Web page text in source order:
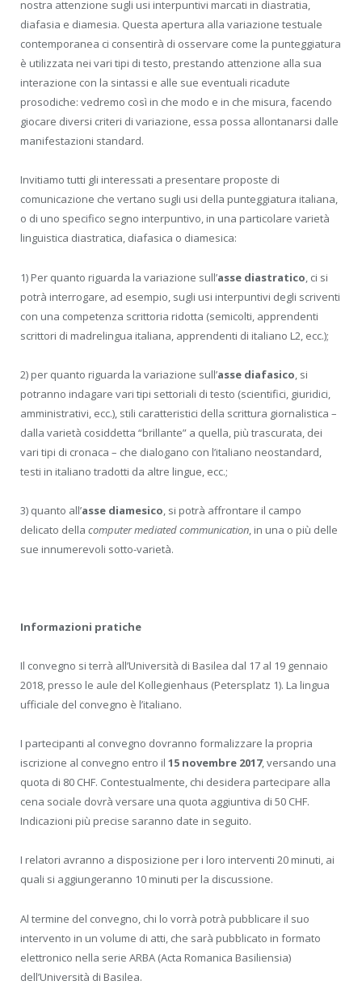
nostra attenzione sugli usi interpuntivi marcati in diastratia,
diafasia e diamesia. Questa apertura alla variazione testuale
contemporanea ci consentirà di osservare come la punteggiatura
è utilizzata nei vari tipi di testo, prestando attenzione alla sua
interazione con la sintassi e alle sue eventuali ricadute
prosodiche: vedremo così in che modo e in che misura, facendo
giocare diversi criteri di variazione, essa possa allontanarsi dalle
manifestazioni standard.
Invitiamo tutti gli interessati a presentare proposte di
comunicazione che vertano sugli usi della punteggiatura italiana,
o di uno specifico segno interpuntivo, in una particolare varietà
linguistica diastratica, diafasica o diamesica:
1) Per quanto riguarda la variazione sull’asse diastratico , ci si
potrà interrogare, ad esempio, sugli usi interpuntivi degli scriventi
con una competenza scrittoria ridotta (semicolti, apprendenti
scrittori di madrelingua italiana, apprendenti di italiano L2, ecc.);
2) per quanto riguarda la variazione sull’asse diafasico, si
potranno indagare vari tipi settoriali di testo (scientifici, giuridici,
amministrativi, ecc.), stili caratteristici della scrittura giornalistica –
dalla varietà cosiddetta “brillante” a quella, più trascurata, dei
vari tipi di cronaca – che dialogano con l’italiano neostandard,
testi in italiano tradotti da altre lingue, ecc.;
3) quanto all’asse diamesico, si potrà affrontare il campo
delicato della computer mediated communication, in una o più delle
sue innumerevoli sotto-varietà.
Informazioni pratiche
Il convegno si terrà all’Università di Basilea dal 17 al 19 gennaio
2018, presso le aule del Kollegienhaus (Petersplatz 1). La lingua
ufficiale del convegno è l’italiano.
I partecipanti al convegno dovranno formalizzare la propria
iscrizione al convegno entro il 15 novembre 2017, versando una
quota di 80 CHF. Contestualmente, chi desidera partecipare alla
cena sociale dovrà versare una quota aggiuntiva di 50 CHF.
Indicazioni più precise saranno date in seguito.
I relatori avranno a disposizione per i loro interventi 20 minuti, ai
quali si aggiungeranno 10 minuti per la discussione.
Al termine del convegno, chi lo vorrà potrà pubblicare il suo
intervento in un volume di atti, che sarà pubblicato in formato
elettronico nella serie ARBA (Acta Romanica Basiliensia)
dell’Università di Basilea.